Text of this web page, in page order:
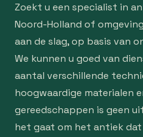
Zoekt u een specialist in
Noord-Holland of
aan de slag, op basis van
We kunnen u goed van
aantal verschillende
hoogwaardige materialen
gereedschappen is geen
het gaat om het antiek